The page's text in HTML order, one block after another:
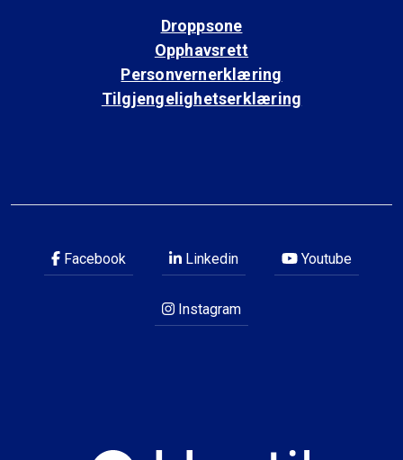
Droppsone
Opphavsrett
Personvernerklæring
Tilgjengelighetserklæring
Facebook Linkedin Youtube
Instagram